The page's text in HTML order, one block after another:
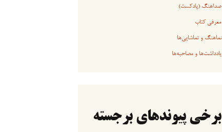
صداهنگ (پادکست)
معرفی کتاب
نماهنگ و تماشایی‌ها
یادداشت‌ها و مصاحبه‌ها
برخی پیوندهای برجسته